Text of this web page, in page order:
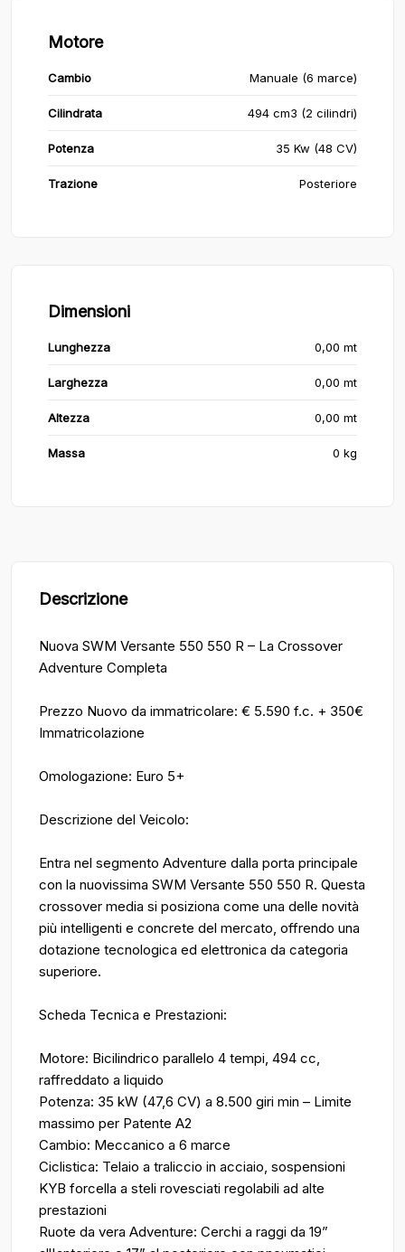
Motore
Cambio Manuale (6 marce)
Cilindrata 494 cm3 (2 cilindri)
Potenza 35 Kw (48 CV)
Trazione Posteriore
Dimensioni
Lunghezza 0,00 mt
Larghezza 0,00 mt
Altezza 0,00 mt
Massa 0 kg
Descrizione
Nuova SWM Versante 550 550 R – La Crossover
Adventure Completa
Prezzo Nuovo da immatricolare: € 5.590 f.c. + 350€
Immatricolazione
Omologazione: Euro 5+
Descrizione del Veicolo:
Entra nel segmento Adventure dalla porta principale
con la nuovissima SWM Versante 550 550 R. Questa
crossover media si posiziona come una delle novità
più intelligenti e concrete del mercato, offrendo una
dotazione tecnologica ed elettronica da categoria
superiore.
Scheda Tecnica e Prestazioni:
Motore: Bicilindrico parallelo 4 tempi, 494 cc,
raffreddato a liquido
Potenza: 35 kW (47,6 CV) a 8.500 giri min – Limite
massimo per Patente A2
Cambio: Meccanico a 6 marce
Ciclistica: Telaio a traliccio in acciaio, sospensioni
KYB forcella a steli rovesciati regolabili ad alte
prestazioni
Ruote da vera Adventure: Cerchi a raggi da 19”